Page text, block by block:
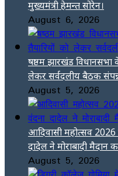
मुख्यमंत्री हेमन्त सोरेन।
August 6, 2026
षष्ठम झारखंड विधानसभा
लेकर सर्वदलीय बैठक
August 5, 2026
आदिवासी महोत्सव
दादेल ने मोराबादी मैदान
August 5, 2026